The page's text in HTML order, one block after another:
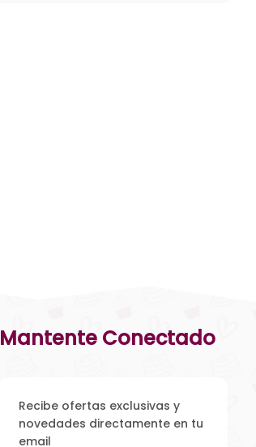
Mantente Conectado
Recibe ofertas exclusivas y
novedades directamente en tu
email